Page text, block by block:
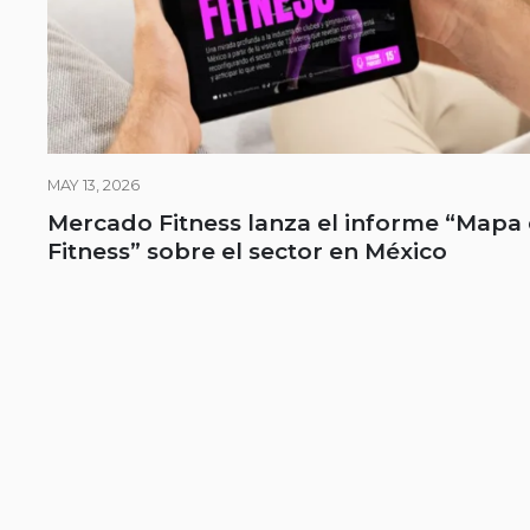
MAY 13, 2026
Mercado Fitness lanza el informe “Mapa
Fitness” sobre el sector en México